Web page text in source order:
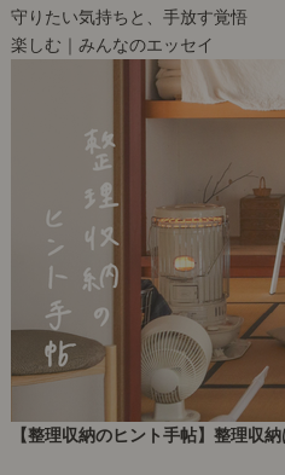
守りたい気持ちと、手放す覚悟
楽しむ｜みんなのエッセイ
【整理収納のヒント手帖】整理収